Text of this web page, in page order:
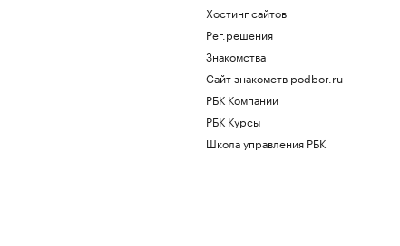
Хостинг сайтов
Рег.решения
Знакомства
Сайт знакомств podbor.ru
РБК Компании
РБК Курсы
Школа управления РБК